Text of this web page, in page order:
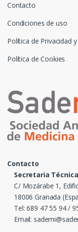
Contacto
Condiciones de uso
Política de Privacidad
Política de Cookies
Contacto
Secretaria Técnica
C/ Mozárabe 1,
18006 Granada
Tel: 689 47 55 94 /
Email: